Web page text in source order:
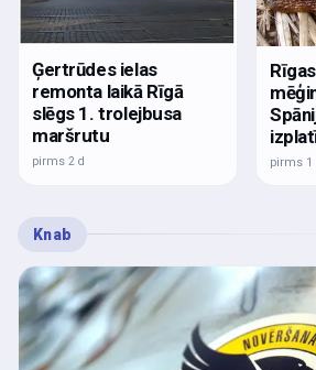
Ģertrūdes ielas
remonta laikā Rīgā
slēgs 1. trolejbusa
maršrutu
pirms 2 d pirms 1
Knab